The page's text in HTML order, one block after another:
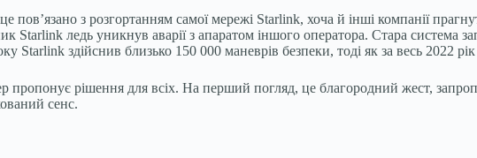
з розгортанням самої мережі Starlink, хоча й інші компанії
Starlink ледь уникнув аварії з апаратом іншого оператора. Стара система
здійснив близько 150 000 маневрів безпеки, тоді як за весь 2022
пропонує рішення для всіх. На перший погляд, це благородний жест,
сенс.